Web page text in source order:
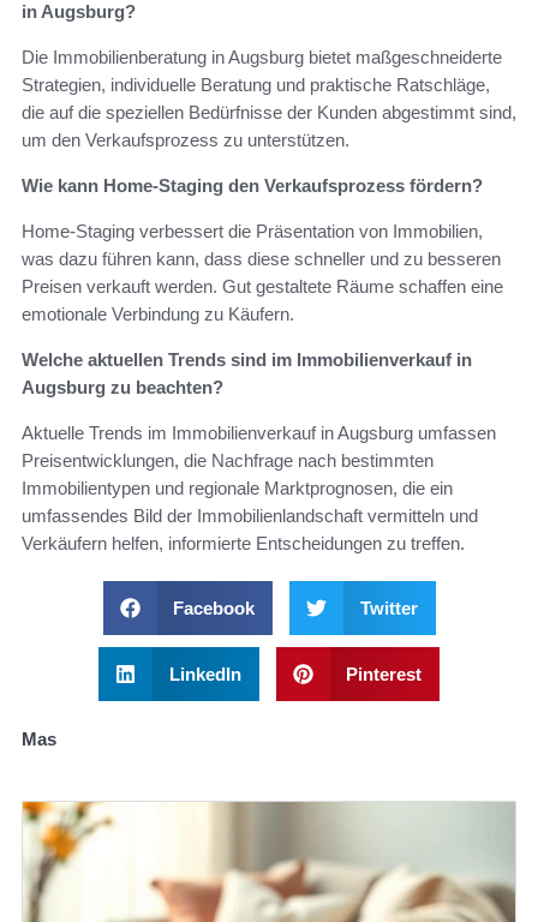
in Augsburg?
Die Immobilienberatung in Augsburg bietet maßgeschneiderte
Strategien, individuelle Beratung und praktische Ratschläge,
die auf die speziellen Bedürfnisse der Kunden abgestimmt sind,
um den Verkaufsprozess zu unterstützen.
Wie kann Home-Staging den Verkaufsprozess fördern?
Home-Staging verbessert die Präsentation von Immobilien,
was dazu führen kann, dass diese schneller und zu besseren
Preisen verkauft werden. Gut gestaltete Räume schaffen eine
emotionale Verbindung zu Käufern.
Welche aktuellen Trends sind im Immobilienverkauf in
Augsburg zu beachten?
Aktuelle Trends im Immobilienverkauf in Augsburg umfassen
Preisentwicklungen, die Nachfrage nach bestimmten
Immobilientypen und regionale Marktprognosen, die ein
umfassendes Bild der Immobilienlandschaft vermitteln und
Verkäufern helfen, informierte Entscheidungen zu treffen.
Facebook Twitter
LinkedIn Pinterest
Mas